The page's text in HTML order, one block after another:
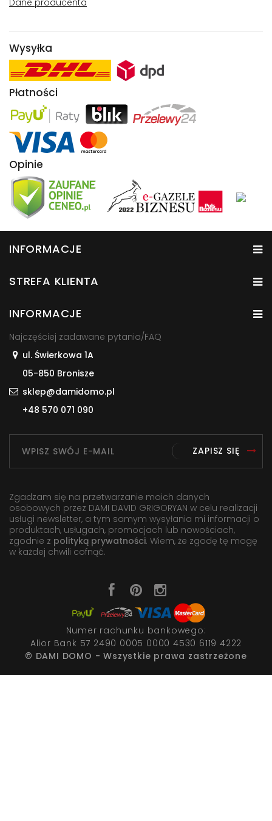
Dane producenta
Wysyłka
Płatności
Opinie
INFORMACJE
STREFA KLIENTA
INFORMACJE
Najczęściej zadawane pytania/FAQ
ul. Świerkowa 1A
05-850 Bronisze
sklep@damidomo.pl
+48 570 071 090
ZAPISZ SIĘ
Zgadzam się na przetwarzanie moich danych
osobowych przez DAMI DAVID GRIGORYAN w celu realizacji
usługi newsletter, a tym samym wysyłania mi informacji o
produktach, usługach, promocjach lub nowościach,
zgodnie z polityką prywatności. Wiem, że zgodę tę mogę
w każdej chwili cofnąć.
Numer rachunku bankowego:
Alior Bank 57 2490 0005 0000 4530 6119 4222
© DAMI DOMO - Wszystkie prawa zastrzeżone